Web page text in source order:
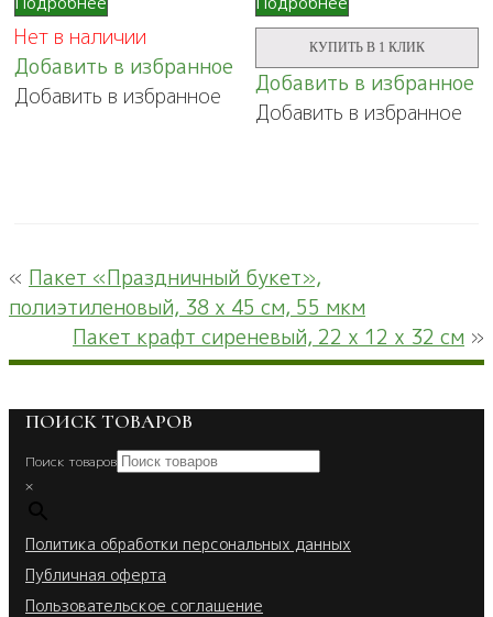
вельвет,
32
х
12
х
Нет в наличии
Добавить в избранное
Добавить в избранное
вырубной
ручкой
"Настоящий
мужчина",
30х40
см,
КУПИТЬ В 1 КЛИК
Добавить в избранное
Добавить в избранное
« Пакет «Праздничный букет»,
полиэтиленовый, 38 х 45 см, 55 мкм
Пакет крафт сиреневый, 22 х 12 х 32 см »
ПОИСК ТОВАРОВ
Поиск товаров
×
Политика обработки персональных данных
Публичная оферта
Пользовательское соглашение